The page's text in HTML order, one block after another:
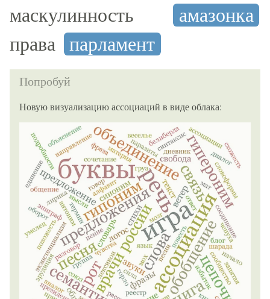
маскулинность
амазонка
права парламент
Попробуй
Новую визуализацию ассоциаций в виде облака: